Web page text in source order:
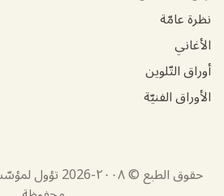
نظرة عامّة
الأغاني
أوراق التّلوين
الأوراق الفنيّة
حقوق الطبع © ٢٠٠٨- 2026تؤول